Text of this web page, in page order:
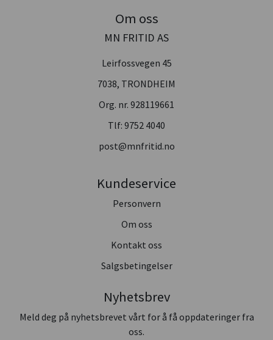
Om oss
MN FRITID AS
Leirfossvegen 45
7038, TRONDHEIM
Org. nr. 928119661
Tlf: 9752 4040
post@mnfritid.no
Kundeservice
Personvern
Om oss
Kontakt oss
Salgsbetingelser
Nyhetsbrev
Meld deg på nyhetsbrevet vårt for å få oppdateringer fra
oss.